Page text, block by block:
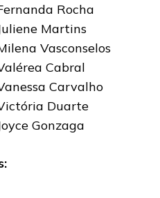
Rocha
Martins
Vasconselos
Cabral
Carvalho
Duarte
Gonzaga